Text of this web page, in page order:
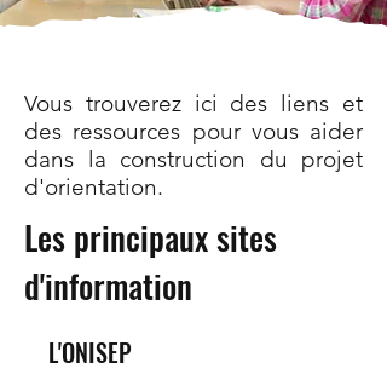
Vous trouverez ici des liens et
des ressources pour vous aider
dans la construction du projet
d'orientation.
Les principaux sites
d'information
L'ONISEP